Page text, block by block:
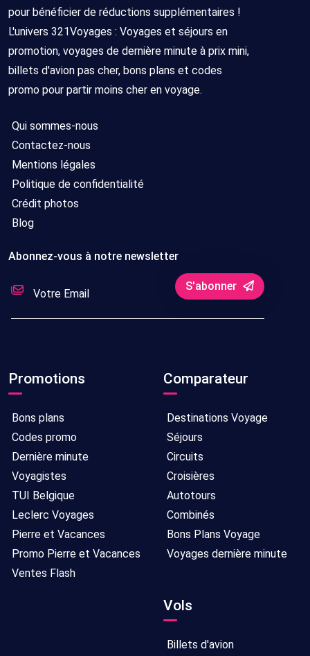
pour bénéficier de réductions supplémentaires !
L'univers 321Voyages : Voyages et séjours en
promotion, voyages de dernière minute à prix mini,
billets d'avion pas cher, bons plans et codes
promo pour partir moins cher en voyage.
Qui sommes-nous
Contactez-nous
Mentions légales
Politique de confidentialité
Crédit photos
Blog
Abonnez-vous à notre newsletter
S'abonner
Promotions
Bons plans
Codes promo
Dernière minute
Voyagistes
TUI Belgique
Leclerc Voyages
Pierre et Vacances
Promo Pierre et Vacances
Ventes Flash
Comparateur
Destinations Voyage
Séjours
Circuits
Croisières
Autotours
Combinés
Bons Plans Voyage
Voyages dernière minute
Vols
Billets d'avion